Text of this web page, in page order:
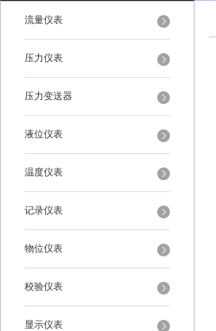
流量仪表
压力仪表
压力变送器
液位仪表
温度仪表
记录仪表
物位仪表
校验仪表
显示仪表